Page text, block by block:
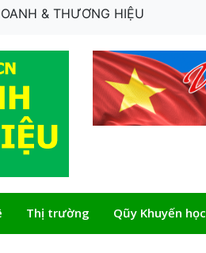
& THƯƠNG HIỆU
Thị trường Qũy Khuyến học